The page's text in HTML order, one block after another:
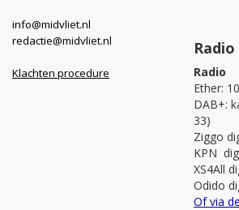
info@midvliet.nl
redactie@midvliet.nl
Klachten procedure
Radio
Ether:
DAB+:
33)
Ziggo
KPN
XS4All
Odido
Of via